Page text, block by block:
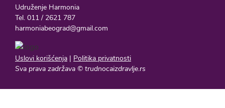
Udruženje Harmonia
Tel. 011 / 2621 787
harmoniabeograd@gmail.com
Uslovi korišćenja | Politika privatnosti
Sva prava zadržava © trudnocaizdravlje.rs